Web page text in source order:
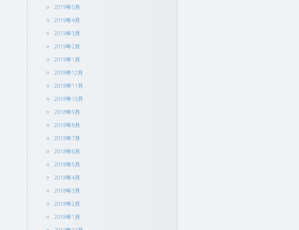
2019年5月
2019年4月
2019年3月
2019年2月
2019年1月
2018年12月
2018年11月
2018年10月
2018年9月
2018年8月
2018年7月
2018年6月
2018年5月
2018年4月
2018年3月
2018年2月
2018年1月